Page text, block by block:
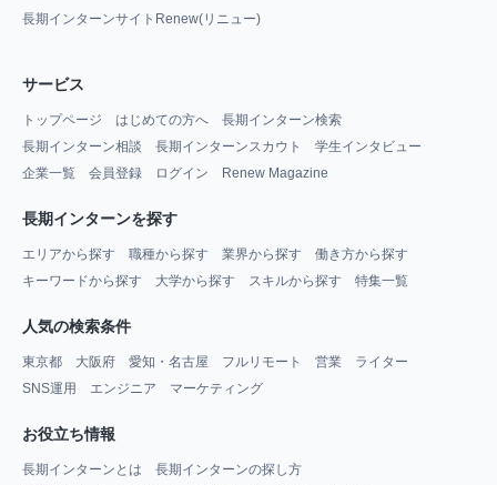
長期インターンサイトRenew(リニュー)
サービス
トップページ はじめての方へ
長期インターン検索
長期インターン相談
長期インターンスカウト
学生インタビュー
企業一覧
会員登録 ログイン Renew Magazine
長期インターンを探す
エリアから探す 職種から探す 業界から探す
働き方から探す
キーワードから探す
大学から探す スキルから探す 特集一覧
人気の検索条件
東京都 大阪府 愛知・名古屋 フルリモート 営業
ライター
SNS運用
エンジニア マーケティング
お役立ち情報
長期インターンとは
長期インターンの探し方